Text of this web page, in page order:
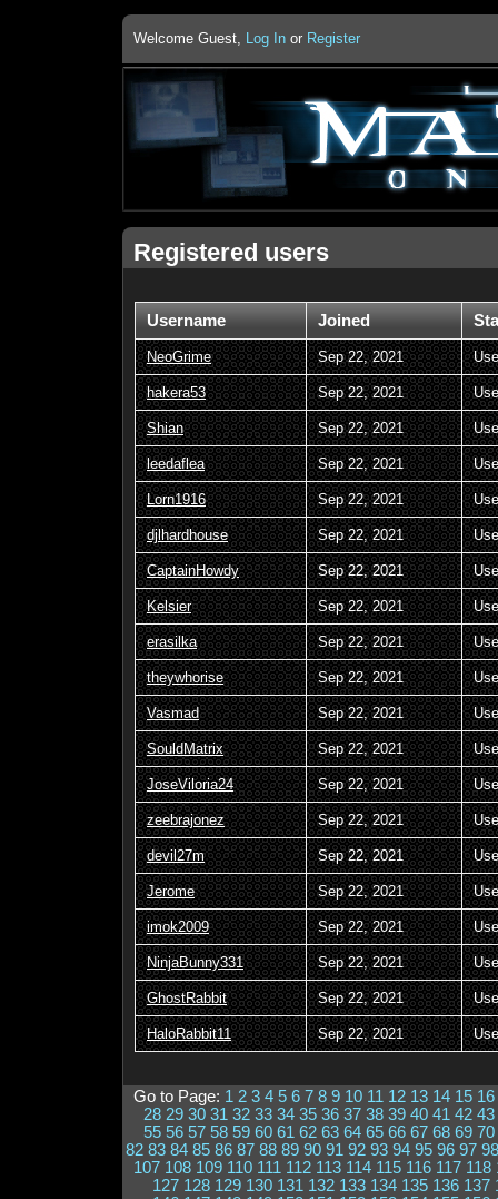
Welcome Guest, Log In or Register
Registered users
Username Joined
NeoGrime Sep 22, 2021
hakera53 Sep 22, 2021
Shian Sep 22, 2021
leedaflea Sep 22, 2021
Lorn1916 Sep 22, 2021
djlhardhouse Sep 22, 2021
CaptainHowdy Sep 22, 2021
Kelsier Sep 22, 2021
erasilka Sep 22, 2021
theywhorise Sep 22, 2021
Vasmad Sep 22, 2021
SouldMatrix Sep 22, 2021
JoseViloria24 Sep 22, 2021
zeebrajonez Sep 22, 2021
devil27m Sep 22, 2021
Jerome Sep 22, 2021
imok2009 Sep 22, 2021
NinjaBunny331 Sep 22, 2021
GhostRabbit Sep 22, 2021
HaloRabbit11 Sep 22, 2021
Go to Page: 1 2 3 4 5 6 7 8 9 10 11 12 13 14 15 16
28 29 30 31 32 33 34 35 36 37 38 39 40 41 42 43
55 56 57 58 59 60 61 62 63 64 65 66 67 68 69 70
82 83 84 85 86 87 88 89 90 91 92 93 94 95 96 97 98
107 108 109 110 111 112 113 114 115 116 117 118
127 128 129 130 131 132 133 134 135 136 137